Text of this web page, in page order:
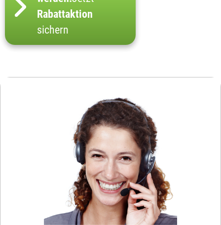
Rabattaktion
sichern